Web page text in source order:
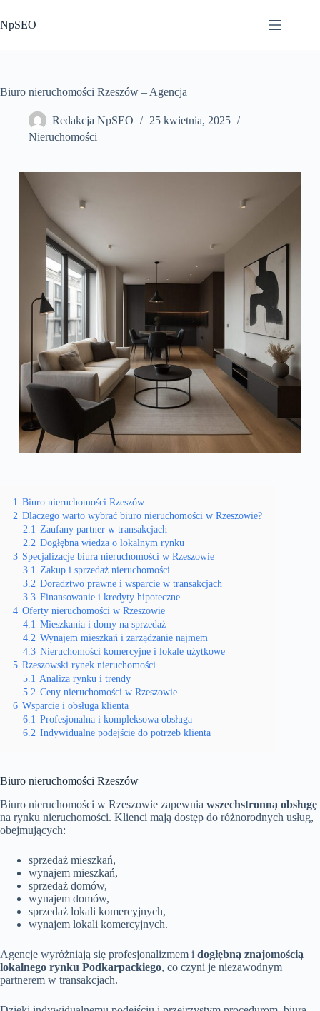
do
treści
NpSEO
Biuro nieruchomości Rzeszów – Agencja
Redakcja NpSEO
25 kwietnia, 2025
Nieruchomości
1 Biuro nieruchomości Rzeszów
2 Dlaczego warto wybrać biuro nieruchomości w Rzeszowie?
2.1 Zaufany partner w transakcjach
2.2 Dogłębna wiedza o lokalnym rynku
3 Specjalizacje biura nieruchomości w Rzeszowie
3.1 Zakup i sprzedaż nieruchomości
3.2 Doradztwo prawne i wsparcie w transakcjach
3.3 Finansowanie i kredyty hipoteczne
4 Oferty nieruchomości w Rzeszowie
4.1 Mieszkania i domy na sprzedaż
4.2 Wynajem mieszkań i zarządzanie najmem
4.3 Nieruchomości komercyjne i lokale użytkowe
5 Rzeszowski rynek nieruchomości
5.1 Analiza rynku i trendy
5.2 Ceny nieruchomości w Rzeszowie
6 Wsparcie i obsługa klienta
6.1 Profesjonalna i kompleksowa obsługa
6.2 Indywidualne podejście do potrzeb klienta
Biuro nieruchomości Rzeszów
Biuro nieruchomości w Rzeszowie zapewnia wszechstronną obsługę
na rynku nieruchomości. Klienci mają dostęp do różnorodnych usług,
obejmujących:
sprzedaż mieszkań,
wynajem mieszkań,
sprzedaż domów,
wynajem domów,
sprzedaż lokali komercyjnych,
wynajem lokali komercyjnych.
Agencje wyróżniają się profesjonalizmem i dogłębną znajomością
lokalnego rynku Podkarpackiego, co czyni je niezawodnym
partnerem w transakcjach.